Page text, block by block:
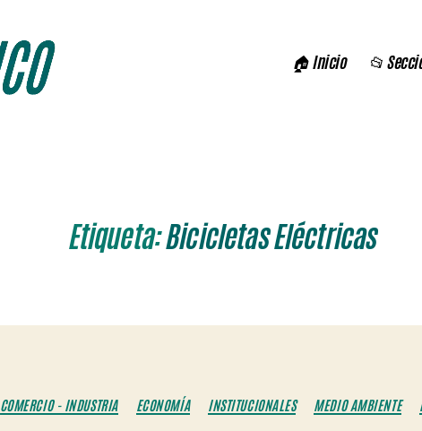
🏠 Inicio 📂
Etiqueta:Bicicletas Eléctricas
Categorías
COMERCIO - INDUSTRIA ECONOMÍA INSTITUCIONALES MEDIO AMBIENTE